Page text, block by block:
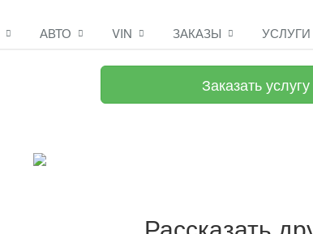
АВТО VIN ЗАКАЗЫ УСЛУГИ
Заказать